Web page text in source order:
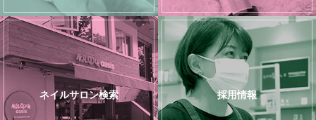
ネイルサロン検索 採用情報